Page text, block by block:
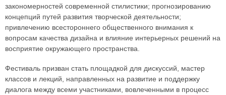
закономерностей современной стилистики; прогнозированию
концепций путей развития творческой деятельности;
привлечению всестороннего общественного внимания к
вопросам качества дизайна и влияние интерьерных решений на
восприятие окружающего пространства.
Фестиваль призван стать площадкой для дискуссий, мастер
классов и лекций, направленных на развитие и поддержку
диалога между всеми участниками, вовлеченными в процесс